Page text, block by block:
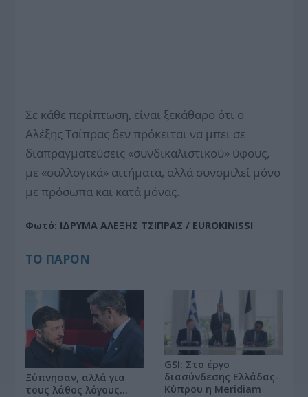
Σε κάθε περίπτωση, είναι ξεκάθαρο ότι ο
Αλέξης Τσίπρας δεν πρόκειται να μπει σε
διαπραγματεύσεις «συνδικαλιστικού» ύφους,
με «συλλογικά» αιτήματα, αλλά συνομιλεί μόνο
με πρόσωπα και κατά μόνας.
Φωτό: ΙΔΡΥΜΑ ΑΛΕΞΗΣ ΤΣΙΠΡΑΣ / EUROKINISSI
ΤΟ ΠΑΡΟΝ
Ξύπνησαν, αλλά για
τους λάθος λόγους…
GSI: Στο έργο
διασύνδεσης Ελλάδας-
Κύπρου η Meridiam